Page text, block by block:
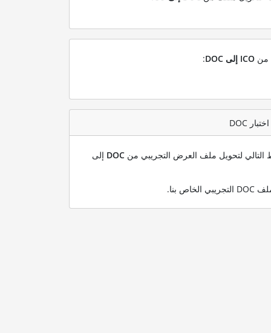
من ICO إلى DOC :
التالي لتحويل ملف العرض التجريبي من DOC إلى
.